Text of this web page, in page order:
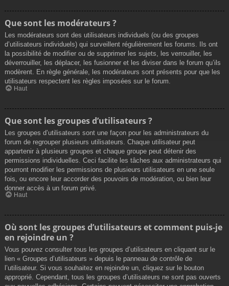
Que sont les modérateurs ?
Les modérateurs sont des utilisateurs individuels (ou des groupes
d’utilisateurs individuels) qui surveillent régulièrement les forums. Ils ont
la possibilité de modifier ou de supprimer les sujets, les verrouiller, les
déverrouiller, les déplacer, les fusionner et les diviser dans le forum qu’ils
modèrent. En règle générale, les modérateurs sont présents pour que les
utilisateurs respectent les règles imposées sur le forum.
Haut
Que sont les groupes d’utilisateurs ?
Les groupes d’utilisateurs sont une façon pour les administrateurs du
forum de regrouper plusieurs utilisateurs. Chaque utilisateur peut
appartenir à plusieurs groupes et chaque groupe peut détenir des
permissions individuelles. Ceci facilite les tâches aux administrateurs qui
pourront modifier les permissions de plusieurs utilisateurs en une seule
fois, ou encore leur accorder des pouvoirs de modération, ou bien leur
donner accès à un forum privé.
Haut
Où sont les groupes d’utilisateurs et comment puis-je
en rejoindre un ?
Vous pouvez consulter tous les groupes d’utilisateurs en cliquant sur le
lien « Groupes d’utilisateurs » depuis le panneau de contrôle de
l’utilisateur. Si vous souhaitez en rejoindre un, cliquez sur le bouton
approprié. Cependant, tous les groupes d’utilisateurs ne sont pas ouverts